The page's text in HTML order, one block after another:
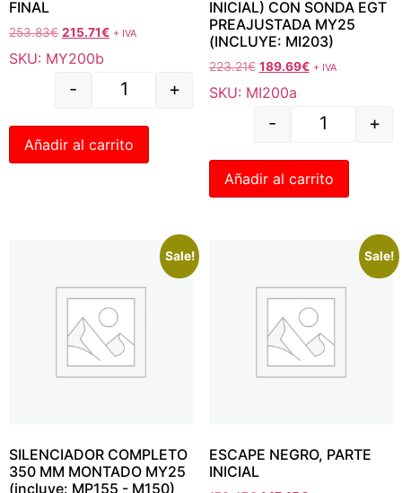
FINAL
253.83€ 215.71€ + IVA
SKU: MY200b
- +
Añadir al carrito
INICIAL) CON SONDA EGT
PREAJUSTADA MY25
(INCLUYE: MI203)
223.21€ 189.69€ + IVA
SKU: MI200a
- +
Añadir al carrito
Sale!
SILENCIADOR COMPLETO
350 MM MONTADO MY25
(incluye: MP155 - M150)
Sale!
ESCAPE NEGRO, PARTE
INICIAL